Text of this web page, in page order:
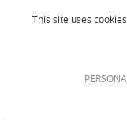
This site uses